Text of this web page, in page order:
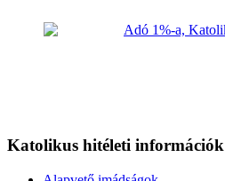
Katolikus hitéleti információk